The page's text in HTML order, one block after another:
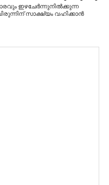
ഇഴചേർന്നുനിൽക്കുന്ന
സാക്ഷ്യം വഹിക്കാൻ